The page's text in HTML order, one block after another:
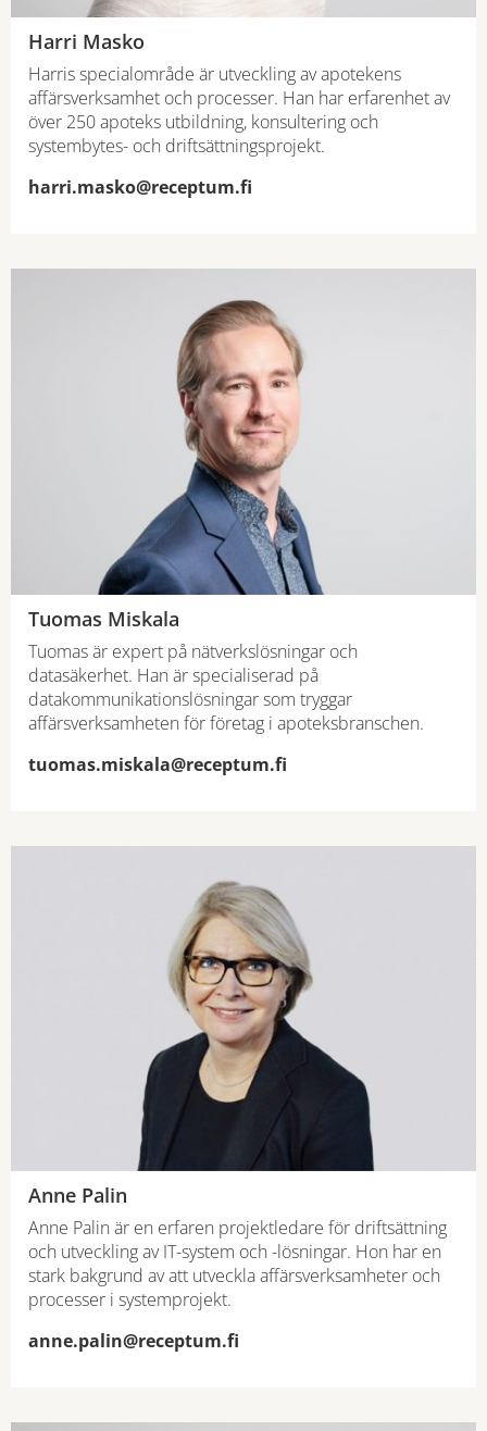
Harri Masko
Harris specialområde är utveckling av apotekens
affärsverksamhet och processer. Han har erfarenhet av
över 250 apoteks utbildning, konsultering och
systembytes- och driftsättningsprojekt.
harri.masko@receptum.fi
Tuomas Miskala
Tuomas är expert på nätverkslösningar och
datasäkerhet. Han är specialiserad på
datakommunikationslösningar som tryggar
affärsverksamheten för företag i apoteksbranschen.
tuomas.miskala@receptum.fi
Anne Palin
Anne Palin är en erfaren projektledare för driftsättning
och utveckling av IT-system och -lösningar. Hon har en
stark bakgrund av att utveckla affärsverksamheter och
processer i systemprojekt.
anne.palin@receptum.fi